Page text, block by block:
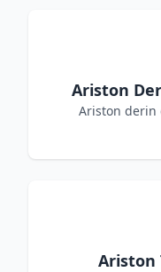
Ariston
Ariston derin
Ariston